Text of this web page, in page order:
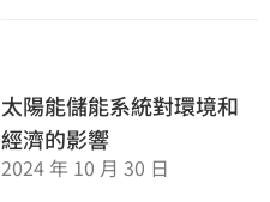
太陽能儲能系統對環境和
經濟的影響
2024 年 10 月 30 日